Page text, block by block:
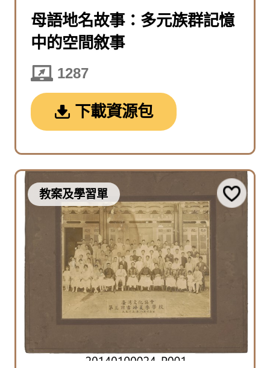
母語地名故事：多元族群記憶
中的空間敘事
1287
下載資源包
教案及學習單